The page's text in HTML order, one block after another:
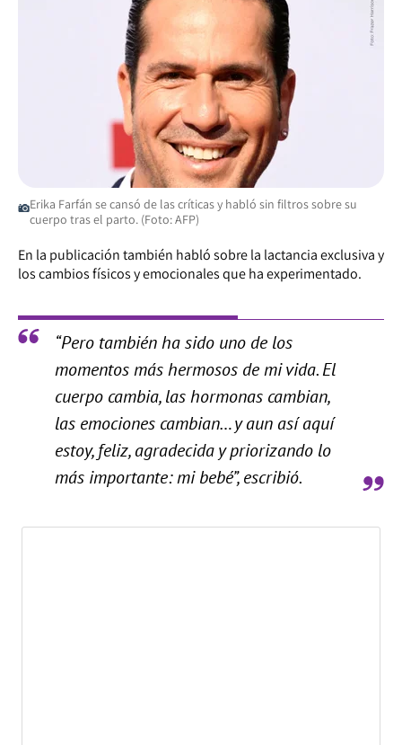
Erika Farfán se cansó de las críticas y habló sin filtros sobre su
cuerpo tras el parto. (Foto: AFP)
En la publicación también habló sobre la lactancia exclusiva y
los cambios físicos y emocionales que ha experimentado.
“Pero también ha sido uno de los
momentos más hermosos de mi vida. El
cuerpo cambia, las hormonas cambian,
las emociones cambian… y aun así aquí
estoy, feliz, agradecida y priorizando lo
más importante: mi bebé”, escribió.